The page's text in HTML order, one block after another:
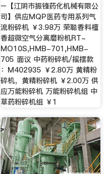
–【江阴市振锋药化机械有限公
司】供应MQP医药专用系列气
流粉碎机 ￥3.98万 荣聪香料檀
香超微空气分离磨粉机RT-
MO10S,HMB-701,HMB-
705 面议 中药粉碎机/摇摆款
：M402935 ￥2.80万 黄精粉
碎机，黄精粉碎机 ￥2.00万 供
应万能粉碎机 万能粉碎机组 中
草药粉碎机组 ￥1